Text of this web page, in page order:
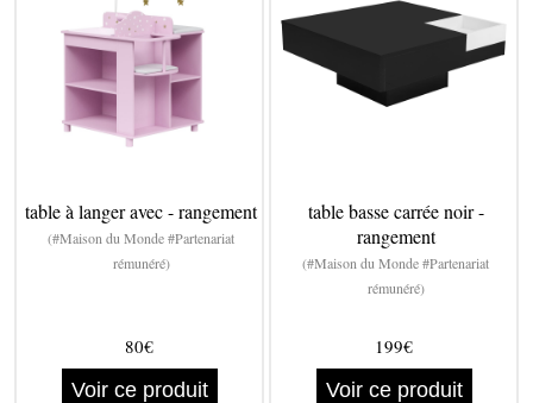
table à langer avec - rangement
(#Maison du Monde #Partenariat
rémunéré)
80€
Voir ce produit
table basse carrée noir -
rangement
(#Maison du Monde #Partenariat
rémunéré)
199€
Voir ce produit